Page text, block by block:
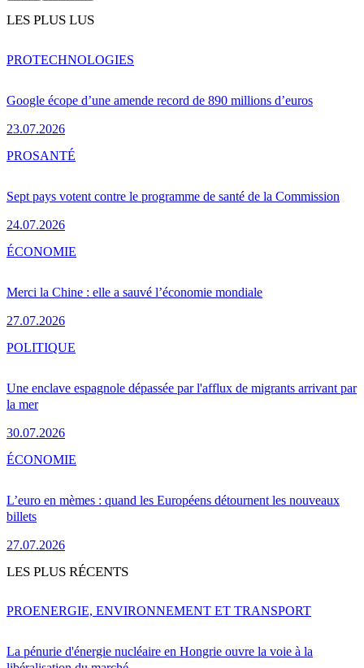
LES PLUS LUS
Google écope d’une amende record de 890 millions d’euros
23.07.2026
PROTECHNOLOGIES
Sept pays votent contre le programme de santé de la Commission
24.07.2026
PROSANTÉ
Merci la Chine : elle a sauvé l’économie mondiale
27.07.2026
ÉCONOMIE
Une enclave espagnole dépassée par l'afflux de migrants arrivant par
la mer
30.07.2026
POLITIQUE
L’euro en mèmes : quand les Européens détournent les nouveaux
billets
27.07.2026
ÉCONOMIE
LES PLUS RÉCENTS
La pénurie d'énergie nucléaire en Hongrie ouvre la voie à la
PROENERGIE, ENVIRONNEMENT ET TRANSPORT